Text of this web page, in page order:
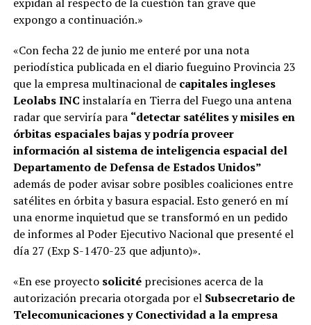
expongo a continuación.»
«Con fecha 22 de junio me enteré por una nota
periodística publicada en el diario fueguino Provincia 23
que la empresa multinacional de capitales ingleses
Leolabs INC instalaría en Tierra del Fuego una antena
radar que serviría para “detectar satélites y misiles en
órbitas espaciales bajas y podría proveer
información al sistema de inteligencia espacial del
Departamento de Defensa de Estados Unidos”
además de poder avisar sobre posibles coaliciones entre
satélites en órbita y basura espacial. Esto generó en mí
una enorme inquietud que se transformó en un pedido
de informes al Poder Ejecutivo Nacional que presenté el
día 27 (Exp S-1470-23 que adjunto)».
«En ese proyecto solicitéprecisiones acerca de la
autorización precaria otorgada por el Subsecretario de
Telecomunicaciones y Conectividad a la empresa